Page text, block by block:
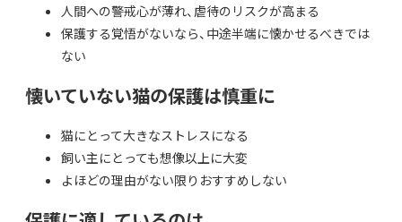
人間への警戒心が薄れ、虐待のリスクが高まる
保護する覚悟がないなら、中途半端に懐かせるべきでは
ない
懐いていない猫の保護は慎重に
猫にとって大きなストレスになる
飼い主にとっても想像以上に大変
よほどの理由がない限りおすすめしない